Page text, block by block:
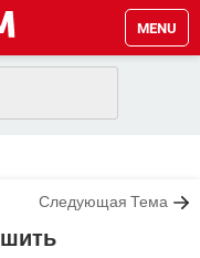
MENU
10
Следующая Тема